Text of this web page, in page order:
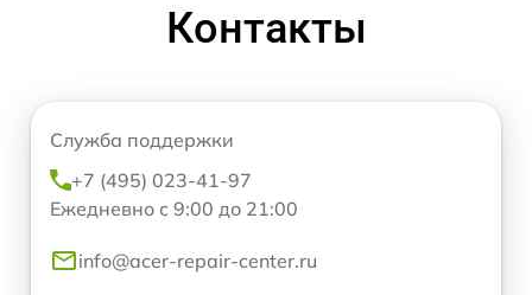
Контакты
Служба поддержки
+7 (495) 023-41-97
Ежедневно с 9:00 до 21:00
info@acer-repair-center.ru